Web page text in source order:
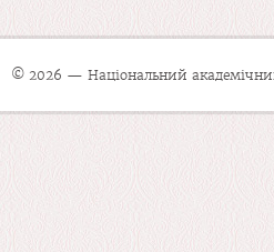
© 2026 — Національний